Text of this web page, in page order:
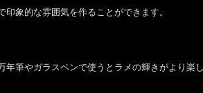
象的な雰囲気を作ることができます。
年筆やガラスペンで使うとラメの輝きがより楽